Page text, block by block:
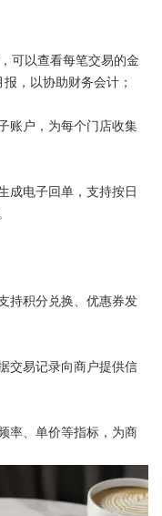
可以查看每笔交易的金
，以协助财务会计；
户，为每个门店收集
电子回单，支持按日
积分兑换、优惠券发
易记录向商户提供信
、单价等指标，为商